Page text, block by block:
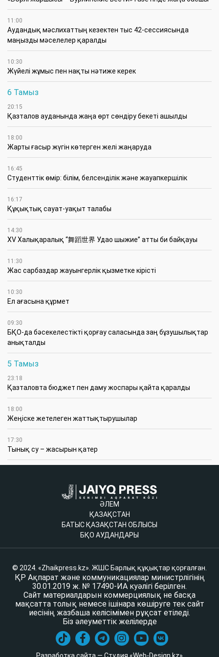
11:00
Аудандық мәслихаттың кезектен тыс 42-сессиясында
маңызды мәселелер қаралды
10:30
Жүйелі жұмыс пен нақты нәтиже керек
6 Тамыз
20:15
Қазталов ауданында жаңа өрт сөндіру бекеті ашылды
18:00
Жарты ғасыр жүгін көтерген желі жаңаруда
16:45
Студенттік өмір: білім, белсенділік және жауапкершілік
16:17
Құқықтық сауат-уақыт талабы
14:30
XV Халықаралық “舞蹈世界 Удао шыжие” атты би байқауы
11:30
Жас сарбаздар жауынгерлік қызметке кірісті
10:30
Ел ағасына құрмет
09:30
БҚО-да бәсекелестікті қорғау саласында заң бұзушылықтар
анықталды
5 Тамыз
23:18
Қазталовта бюджет пен даму жоспары қайта қаралды
18:00
Жеңіске жетелеген жаттықтырушылар
17:30
Тынық су – жасырын қатер
ӘЛЕМ
ҚАЗАҚСТАН
БАТЫС ҚАЗАҚСТАН ОБЛЫСЫ
БҚО АУДАНДАРЫ
© 2024. «Zhaikpress.kz». ЖШС Барлық құқықтар қорғалған.
ҚР Ақпарат және коммуникациялар министрлігінің
30.01.2019 ж. № 17490-ИА куәлігі берілген.
Сайт материалдарын коммерциялық не басқа
мақсатта толық немесе ішінара көшіруге тек сайт
иесінің жазбаша келісімімен рұқсат етіледі.
Біз әлеуметтік желілерде
Разработка сайта — Студия «Web-Design.kz»